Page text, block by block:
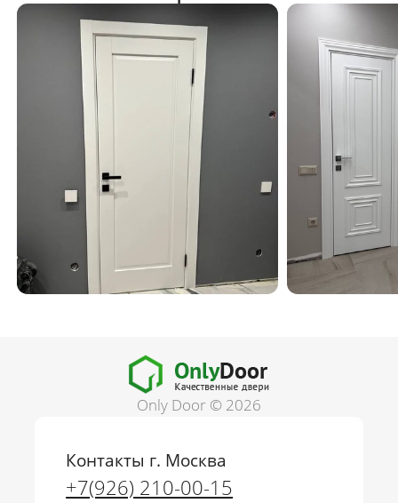
Only Door © 2026
Контакты г. Москва
+7(926) 210-00-15